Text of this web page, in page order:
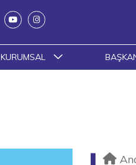
KURUMSAL